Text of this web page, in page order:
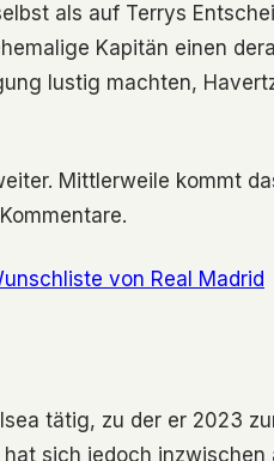
als auf Terrys
Kapitän einen
lustig machten,
Mittlerweile kommt
von Real Madrid
tätig, zu der er 2023
sich jedoch inzwischen